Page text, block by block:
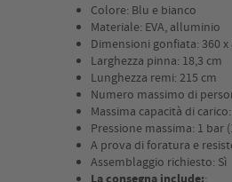
Colore: Blu e bianco
Materiale: EVA, alluminio
Dimensioni gonfiata: 360 x
Larghezza pinna: 18,3 cm
Lunghezza remi: 215 cm
Numero massimo di
Massima capacità di
Pressione massima: 1 bar
A prova di foratura e
Assemblaggio richiesto: Sì
La consegna include::